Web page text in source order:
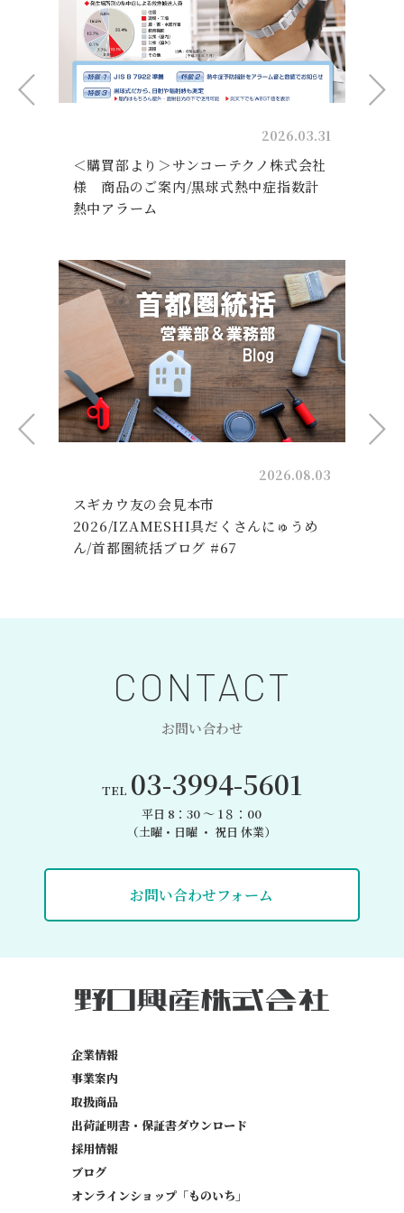
2026.03.31
＜購買部より＞サンコーテクノ株式会社
様 商品のご案内/黒球式熱中症指数計
熱中アラーム
2026.08.03
スギカウ友の会見本市
2026/IZAMESHI具だくさんにゅうめ
ん/首都圏統括ブログ #67
CONTACT
お問い合わせ
TEL 03-3994-5601
平日 8：30 〜 1８：00
（土曜・日曜 ・ 祝日 休業）
お問い合わせフォーム
企業情報
事業案内
取扱商品
出荷証明書・保証書ダウンロード
採用情報
ブログ
オンラインショップ「ものいち」